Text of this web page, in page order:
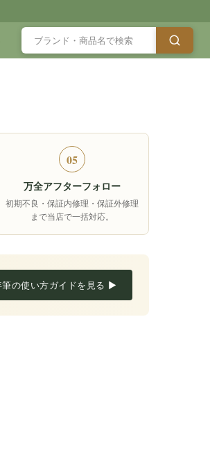
05
万全アフターフォロー
初期不良・保証内修理・保証外修理
まで当店で一括対応。
筆の使い方ガイドを見る ▶